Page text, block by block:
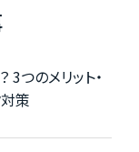
3つのメリット・
策